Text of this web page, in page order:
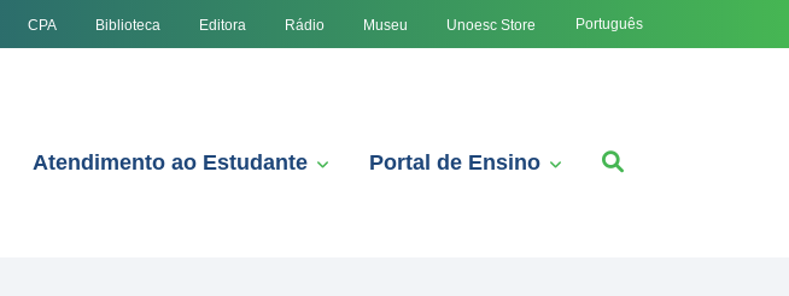
CPA Biblioteca Editora Rádio Museu Unoesc Store Português
Atendimento ao Estudante Portal de Ensino